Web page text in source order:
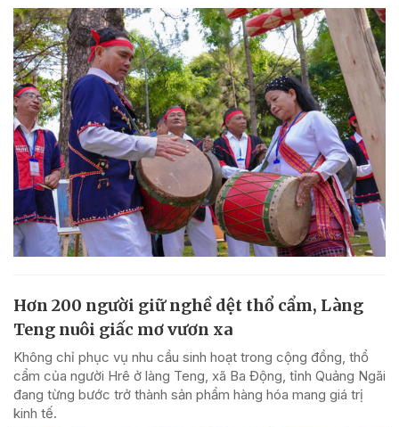
Hơn 200 người giữ nghề dệt thổ cẩm, Làng
Teng nuôi giấc mơ vươn xa
Không chỉ phục vụ nhu cầu sinh hoạt trong cộng đồng, thổ
cẩm của người Hrê ở làng Teng, xã Ba Động, tỉnh Quảng Ngãi
đang từng bước trở thành sản phẩm hàng hóa mang giá trị
kinh tế.